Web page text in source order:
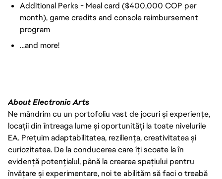
Additional Perks - Meal card ($400,000 COP per
month), game credits and console reimbursement
program
…and more!
About Electronic Arts
Ne mândrim cu un portofoliu vast de jocuri și experiențe,
locații din întreaga lume și oportunități la toate nivelurile
EA. Prețuim adaptabilitatea, reziliența, creativitatea și
curiozitatea. De la conducerea care îți scoate la în
evidență potențialul, până la crearea spațiului pentru
învățare și experimentare, noi te abilităm să faci o treabă